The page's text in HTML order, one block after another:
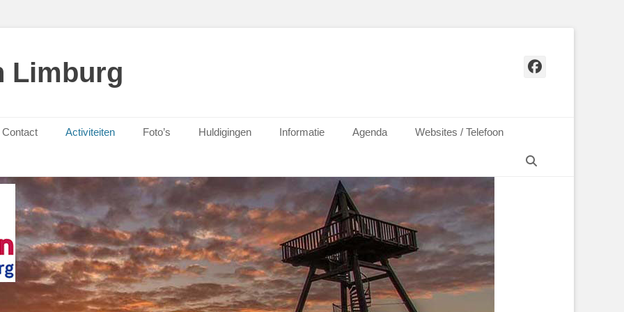
Limburg Facebook
Contact Activiteiten Foto’s Huldigingen Informatie Agenda
Websites / Telefoon